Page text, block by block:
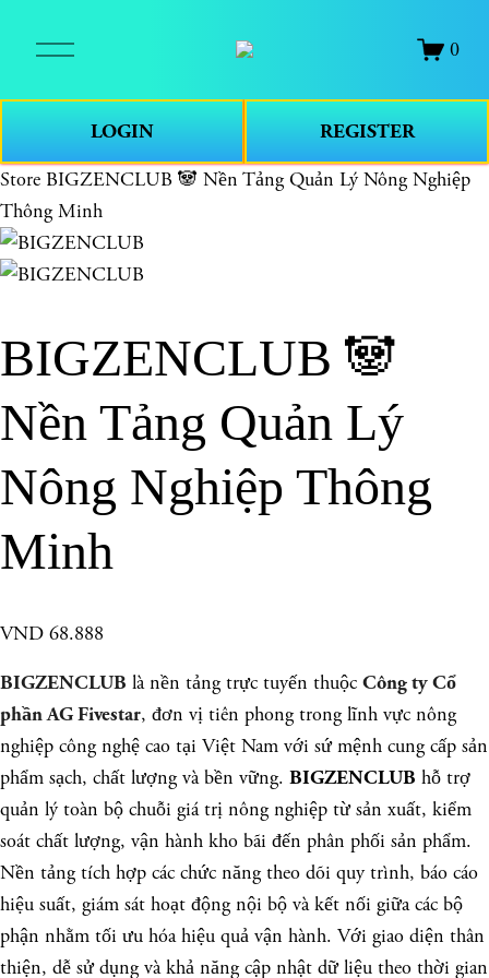
O
e
e
n
u
0
LOGIN REGISTER
Store BIGZENCLUB 🐼 Nền Tảng Quản Lý Nông Nghiệp
Thông Minh
BIGZENCLUB 🐼
Nền Tảng Quản Lý
Nông Nghiệp Thông
Minh
VND 68.888
BIGZENCLUB là nền tảng trực tuyến thuộc Công ty Cổ
phần AG Fivestar, đơn vị tiên phong trong lĩnh vực nông
nghiệp công nghệ cao tại Việt Nam với sứ mệnh cung cấp sản
phẩm sạch, chất lượng và bền vững. BIGZENCLUB hỗ trợ
quản lý toàn bộ chuỗi giá trị nông nghiệp từ sản xuất, kiểm
soát chất lượng, vận hành kho bãi đến phân phối sản phẩm.
Nền tảng tích hợp các chức năng theo dõi quy trình, báo cáo
hiệu suất, giám sát hoạt động nội bộ và kết nối giữa các bộ
phận nhằm tối ưu hóa hiệu quả vận hành. Với giao diện thân
thiện, dễ sử dụng và khả năng cập nhật dữ liệu theo thời gian